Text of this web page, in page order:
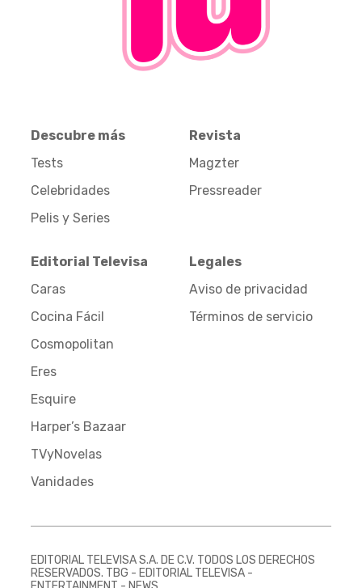
Descubre más
Tests
Celebridades
Pelis y Series
Revista
Magzter
Pressreader
Editorial Televisa
Caras
Cocina Fácil
Cosmopolitan
Eres
Esquire
Harper’s Bazaar
TVyNovelas
Vanidades
Legales
Aviso de privacidad
Términos de servicio
EDITORIAL TELEVISA S.A. DE C.V. TODOS LOS DERECHOS
RESERVADOS. TBG - EDITORIAL TELEVISA -